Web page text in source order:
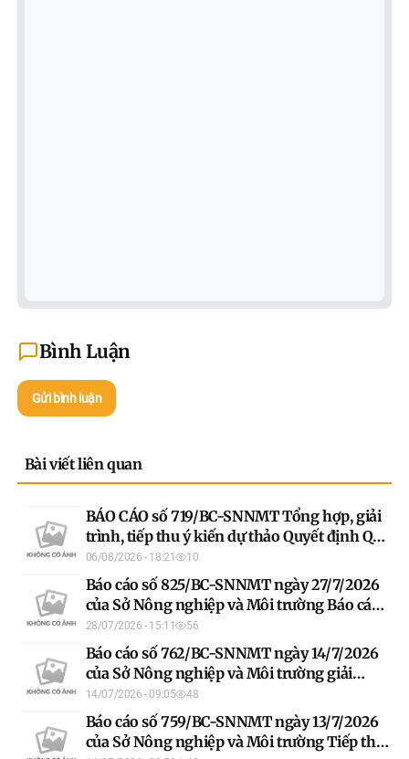
Bình Luận
Gửi bình luận
Bài viết liên quan
BÁO CÁO số 719/BC-SNNMT Tổng hợp, giải
trình, tiếp thu ý kiến dự thảo Quyết định Quy
định hệ số điều chỉnh giá đất năm 2026 trên
địa bàn tỉnh Tuyên Quang theo Hội đồng
thẩm định bảng giá đất, hệ số điều chỉnh giá
đất tỉnh Tuyên Quang
06/08/2026 - 18:21 10
Báo cáo số 825/BC-SNNMT ngày 27/7/2026
của Sở Nông nghiệp và Môi trường Báo cáo
tiếp thu, giải trình ý kiến thẩm định dự thảo
Quyết định quy định việc xác định diện tích
đất ở và các trường hợp khác chưa xác định
cụ thể diện tích đất ở trên giấy chứng nhận
tháng 7 năm 2004 trên địa bàn tỉnh Tuyên
Quang
28/07/2026 - 15:11 56
Báo cáo số 762/BC-SNNMT ngày 14/7/2026
của Sở Nông nghiệp và Môi trường giải
trình, tiếp thu các ý kiến thẩm định của Sở
Tư pháp đối với dự thảo Quyết định ban
hành Quy chế phối hợp vận hành hệ thống
các đập, hồ chứa trên sông, suối thuộc các
14/07/2026 - 09:05 48
Báo cáo số 759/BC-SNNMT ngày 13/7/2026
của Sở Nông nghiệp và Môi trường Tiếp thu,